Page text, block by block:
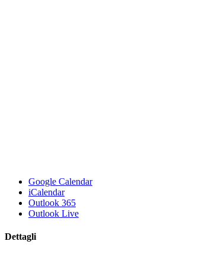
Google Calendar
iCalendar
Outlook 365
Outlook Live
Dettagli